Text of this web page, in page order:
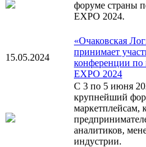
форуме страны
EXPO 2024.
15.05.2024
«Очаковская
принимает
конференции по
EXPO 2024
С 3 по 5 июня
крупнейший
маркетплейсам,
аналитиков,
индустрии.